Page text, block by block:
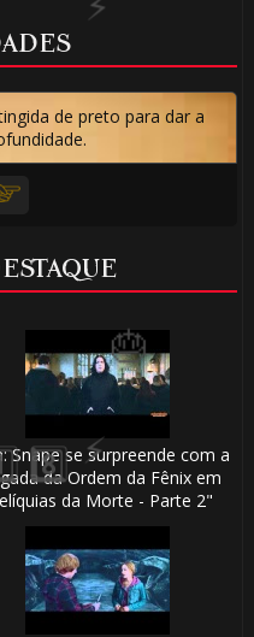
de preto para dar a
Snape se surpreende com a
da Ordem da Fênix em
da Morte - Parte 2"
⚡